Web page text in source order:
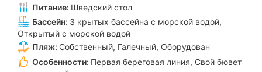
Питание: Шведский стол
Бассейн: 3 крытых бассейна с морской водой,
Открытый с морской водой
Пляж: Собственный, Галечный, Оборудован
Особенности: Первая береговая линия, Свой бювет